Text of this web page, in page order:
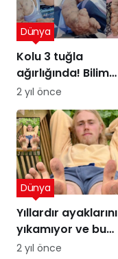
Kolu 3 tuğla
ağırlığında! Bilim
insanları şaşkın
Dünya
2 yıl önce
Yıllardır ayaklarını
yıkamıyor ve bu
sayede para
Dünya
2 yıl önce